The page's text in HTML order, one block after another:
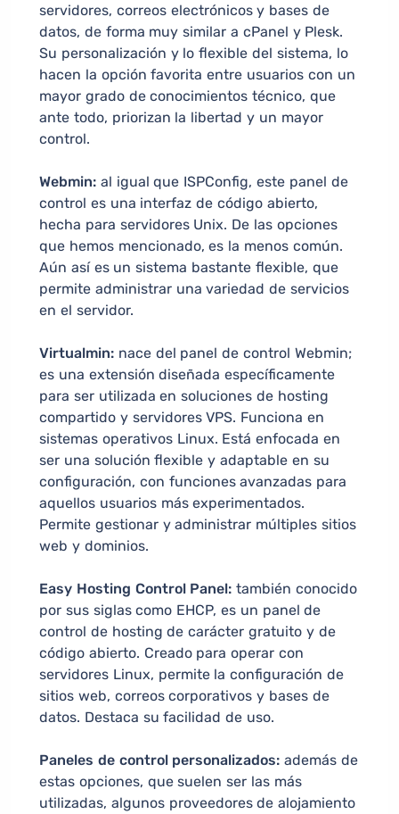
servidores, correos electrónicos y bases de
datos, de forma muy similar a cPanel y Plesk.
Su personalización y lo flexible del sistema, lo
hacen la opción favorita entre usuarios con un
mayor grado de conocimientos técnico, que
ante todo, priorizan la libertad y un mayor
control.
Webmin: al igual que ISPConfig, este panel de
control es una interfaz de código abierto,
hecha para servidores Unix. De las opciones
que hemos mencionado, es la menos común.
Aún así es un sistema bastante flexible, que
permite administrar una variedad de servicios
en el servidor.
Virtualmin: nace del panel de control Webmin;
es una extensión diseñada específicamente
para ser utilizada en soluciones de hosting
compartido y servidores VPS. Funciona en
sistemas operativos Linux. Está enfocada en
ser una solución flexible y adaptable en su
configuración, con funciones avanzadas para
aquellos usuarios más experimentados.
Permite gestionar y administrar múltiples sitios
web y dominios.
Easy Hosting Control Panel: también conocido
por sus siglas como EHCP, es un panel de
control de hosting de carácter gratuito y de
código abierto. Creado para operar con
servidores Linux, permite la configuración de
sitios web, correos corporativos y bases de
datos. Destaca su facilidad de uso.
Paneles de control personalizados: además de
estas opciones, que suelen ser las más
utilizadas, algunos proveedores de alojamiento